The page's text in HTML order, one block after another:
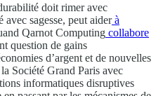
doit rimer avec
sagesse, peut aiderà
Qarnot Computing collabore
question de gains
d’argent et de nouvelles
Société Grand Paris avec
informatiques disruptives